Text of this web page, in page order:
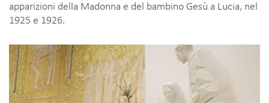
apparizioni della Madonna e del bambino Gesù a Lucia, nel
1925 e 1926.